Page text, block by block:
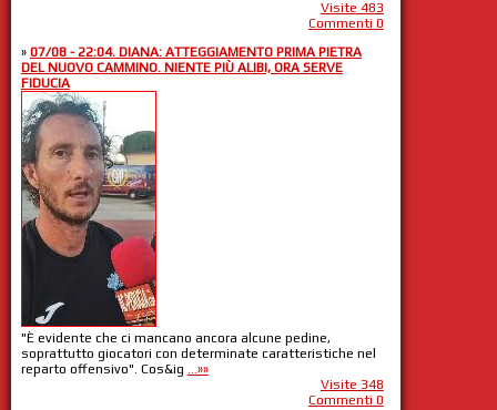
Visite 483
Commenti 0
» 07/08 - 22:04. DIANA: ATTEGGIAMENTO PRIMA PIETRA
DEL NUOVO CAMMINO. NIENTE PIÙ ALIBI, ORA SERVE
FIDUCIA
"È evidente che ci mancano ancora alcune pedine,
soprattutto giocatori con determinate caratteristiche nel
reparto offensivo". Cos&ig ...»»
Visite 348
Commenti 0